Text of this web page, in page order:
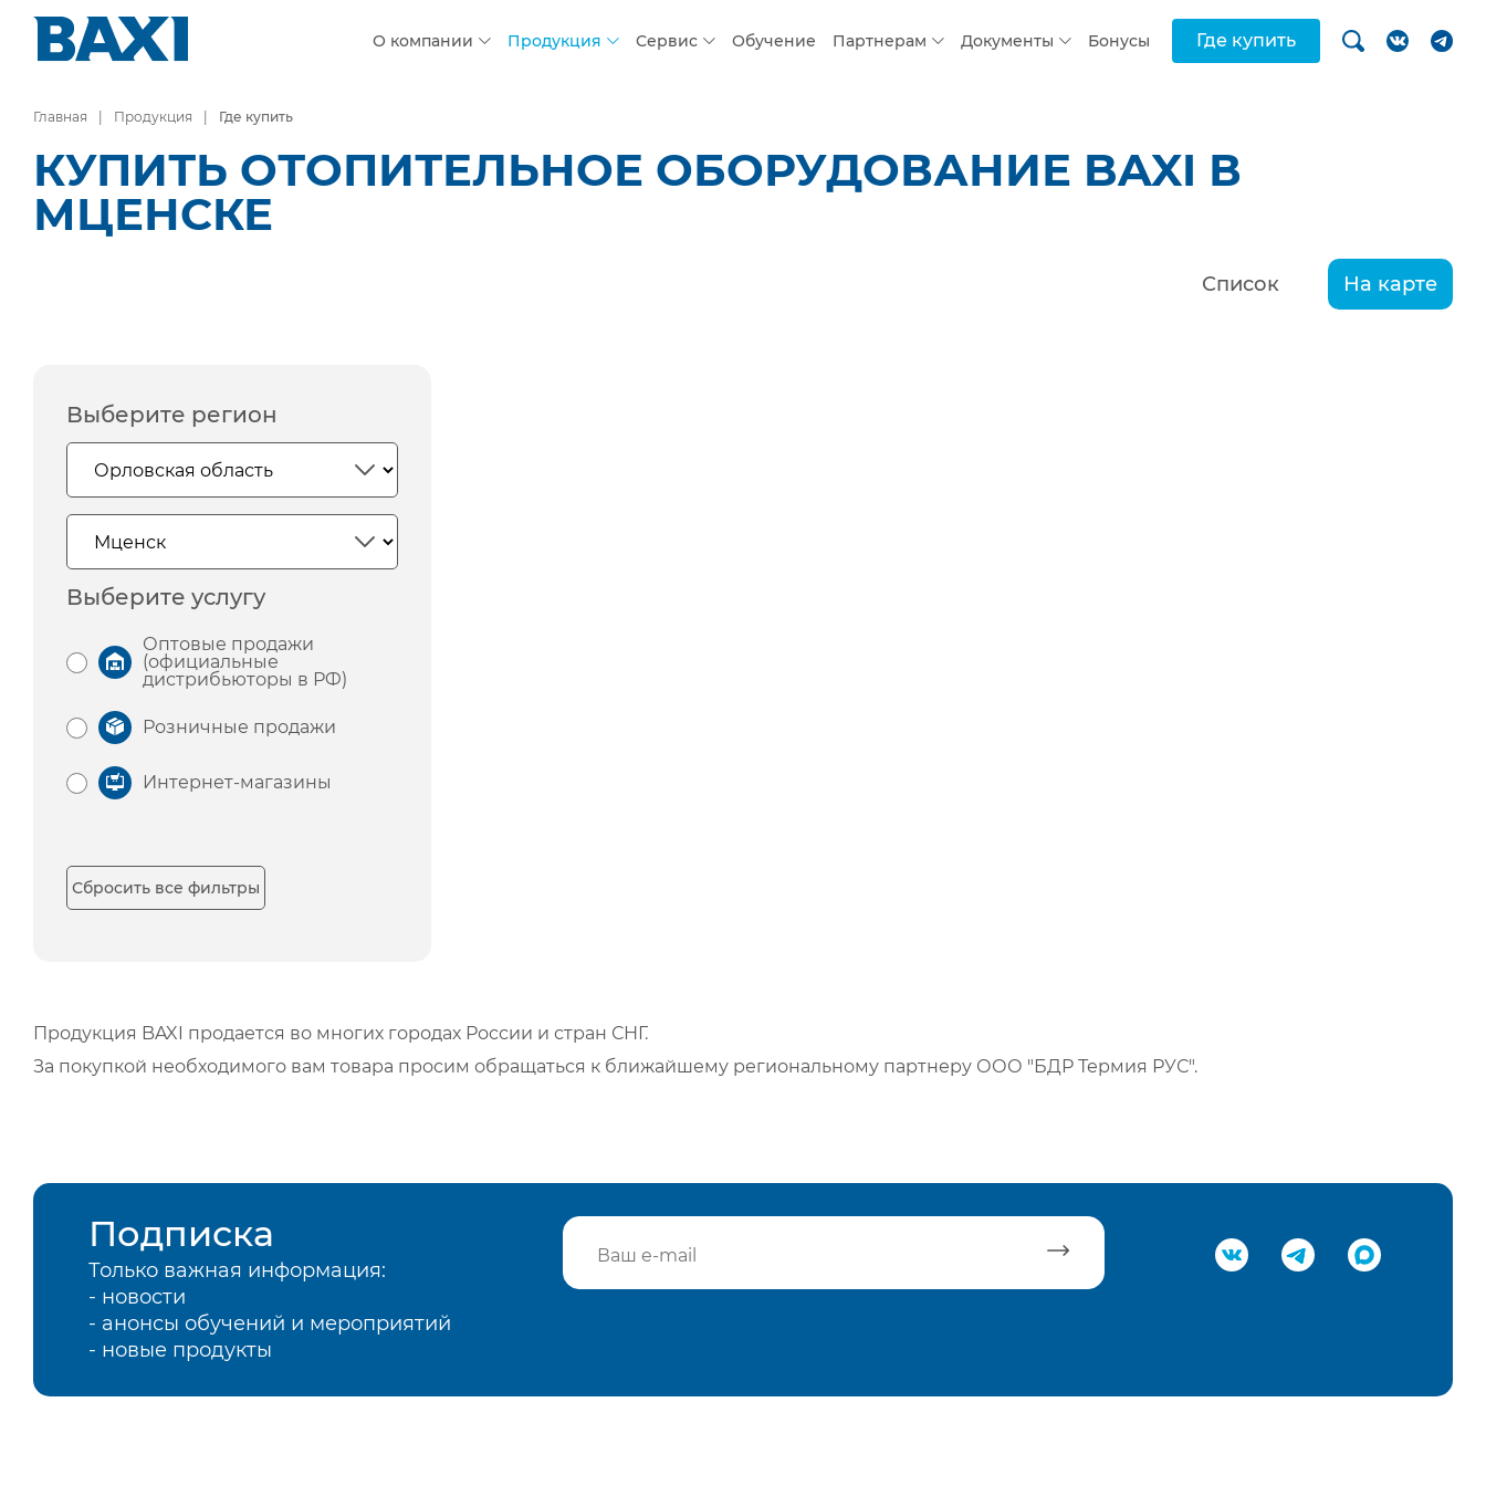
О компании Продукция Сервис Обучение Партнерам Документы Бонусы Где купить
Главная Продукция Где купить
КУПИТЬ ОТОПИТЕЛЬНОЕ ОБОРУДОВАНИЕ BAXI В
МЦЕНСКЕ
Список На карте
Выберите регион
Выберите услугу
Оптовые продажи
(официальные
дистрибьюторы в РФ)
Розничные продажи
Интернет-магазины
Сбросить все фильтры
Продукция BAXI продается во многих городах России и стран СНГ.
За покупкой необходимого вам товара просим обращаться к ближайшему региональному партнеру ООО "БДР Термия РУС".
Подписка
Только важная информация:
- новости
- анонсы обучений и мероприятий
- новые продукты